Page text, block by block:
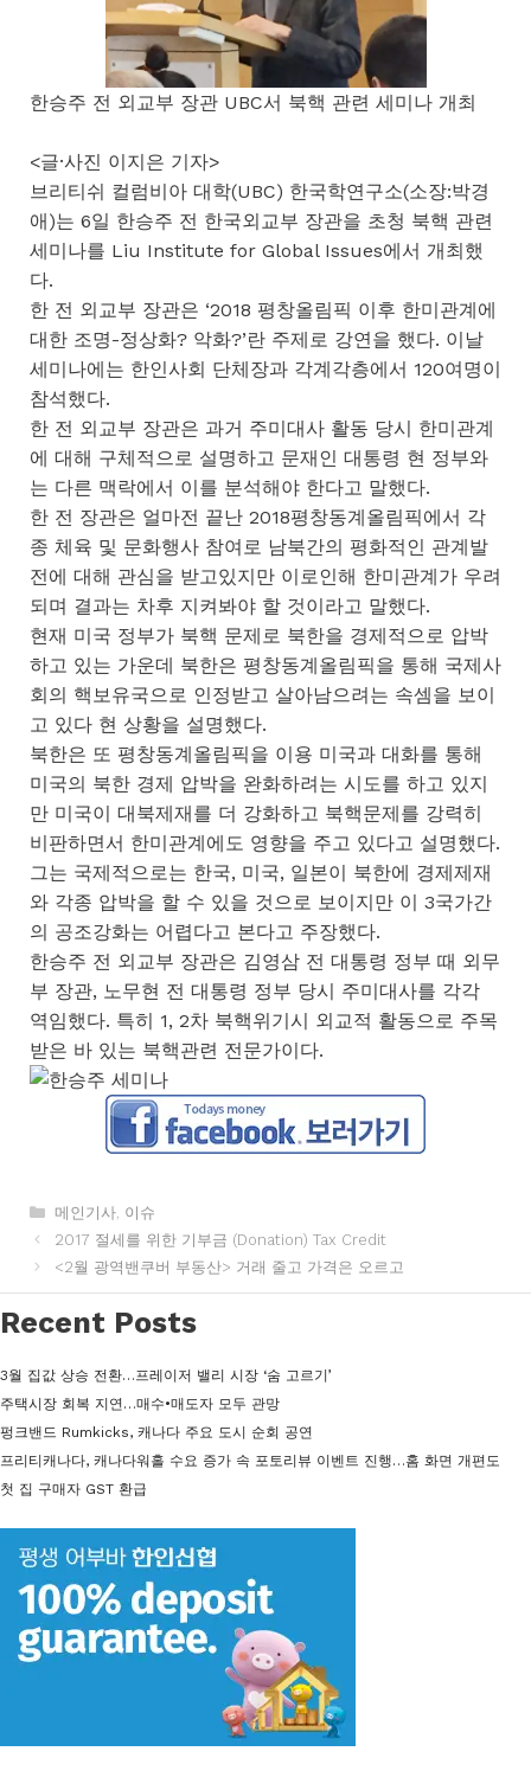
한승주 전 외교부 장관 UBC서 북핵 관련 세미나 개최
<글·사진 이지은 기자>
브리티쉬 컬럼비아 대학(UBC) 한국학연구소(소장:박경
애)는 6일 한승주 전 한국외교부 장관을 초청 북핵 관련
세미나를 Liu Institute for Global Issues에서 개최했
다.
한 전 외교부 장관은 ‘2018 평창올림픽 이후 한미관계에
대한 조명-정상화? 악화?’란 주제로 강연을 했다. 이날
세미나에는 한인사회 단체장과 각계각층에서 120여명이
참석했다.
한 전 외교부 장관은 과거 주미대사 활동 당시 한미관계
에 대해 구체적으로 설명하고 문재인 대통령 현 정부와
는 다른 맥락에서 이를 분석해야 한다고 말했다.
한 전 장관은 얼마전 끝난 2018평창동계올림픽에서 각
종 체육 및 문화행사 참여로 남북간의 평화적인 관계발
전에 대해 관심을 받고있지만 이로인해 한미관계가 우려
되며 결과는 차후 지켜봐야 할 것이라고 말했다.
현재 미국 정부가 북핵 문제로 북한을 경제적으로 압박
하고 있는 가운데 북한은 평창동계올림픽을 통해 국제사
회의 핵보유국으로 인정받고 살아남으려는 속셈을 보이
고 있다 현 상황을 설명했다.
북한은 또 평창동계올림픽을 이용 미국과 대화를 통해
미국의 북한 경제 압박을 완화하려는 시도를 하고 있지
만 미국이 대북제재를 더 강화하고 북핵문제를 강력히
비판하면서 한미관계에도 영향을 주고 있다고 설명했다.
그는 국제적으로는 한국, 미국, 일본이 북한에 경제제재
와 각종 압박을 할 수 있을 것으로 보이지만 이 3국가간
의 공조강화는 어렵다고 본다고 주장했다.
한승주 전 외교부 장관은 김영삼 전 대통령 정부 때 외무
부 장관, 노무현 전 대통령 정부 당시 주미대사를 각각
역임했다. 특히 1, 2차 북핵위기시 외교적 활동으로 주목
받은 바 있는 북핵관련 전문가이다.
카
테
리
메인기사, 이슈
2017 절세를 위한 기부금 (Donation) Tax Credit
<2월 광역밴쿠버 부동산> 거래 줄고 가격은 오르고
Recent Posts
3월 집값 상승 전환…프레이저 밸리 시장 ‘숨 고르기’
주택시장 회복 지연…매수•매도자 모두 관망
펑크밴드 Rumkicks, 캐나다 주요 도시 순회 공연
프리티캐나다, 캐나다워홀 수요 증가 속 포토리뷰 이벤트 진행…홈 화면 개편도
첫 집 구매자 GST 환급